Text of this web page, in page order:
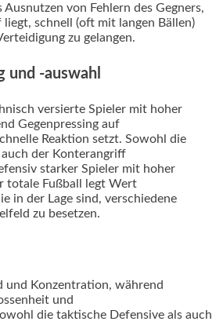
von Fehlern des Gegners,
schnell (oft mit langen Bällen)
zu gelangen.
und -auswahl
versierte Spieler mit hoher
Gegenpressing auf
Reaktion setzt. Sowohl die
der Konterangriff
starker Spieler mit hoher
totale Fußball legt Wert
in der Lage sind, verschiedene
zu besetzen.
und Konzentration, während
und
die taktische Defensive als auch